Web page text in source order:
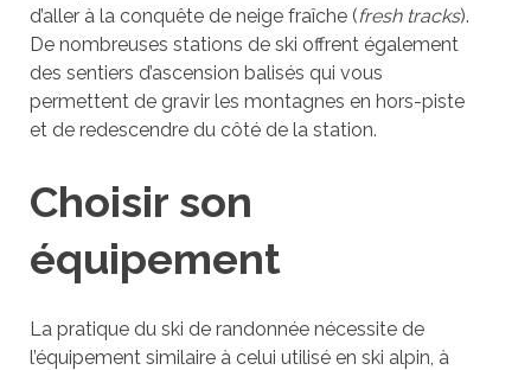
d’aller à la conquête de neige fraîche (fresh tracks).
De nombreuses stations de ski offrent également
des sentiers d’ascension balisés qui vous
permettent de gravir les montagnes en hors-piste
et de redescendre du côté de la station.
Choisir son
équipement
La pratique du ski de randonnée nécessite de
l’équipement similaire à celui utilisé en ski alpin, à